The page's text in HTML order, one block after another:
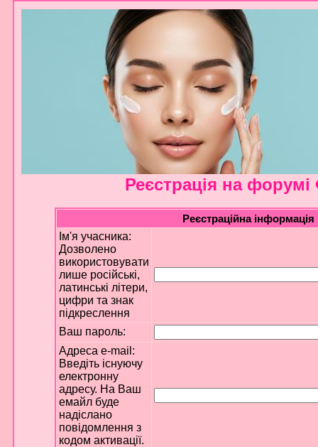
Реєстрація на
Реєстраційна інформація
Ім'я учасника:
Дозволено
використовувати
лише російські,
латинські літери,
цифри та знак
підкреслення
Ваш пароль:
Адреса e-mail:
Введіть існуючу
електронну
адресу. На Ваш
емайл буде
надіслано
повідомлення з
кодом активації.